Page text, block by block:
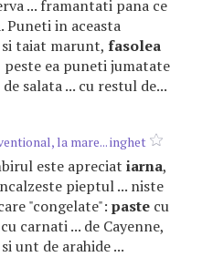
... framantati pana ce
Puneti in aceasta
taiat marunt, fasolea
peste ea puneti jumatate
salata ... cu restul de...
la mare... inghet
este apreciat iarna,
pieptul ... niste
"congelate": paste cu
carnati ... de Cayenne,
unt de arahide ...